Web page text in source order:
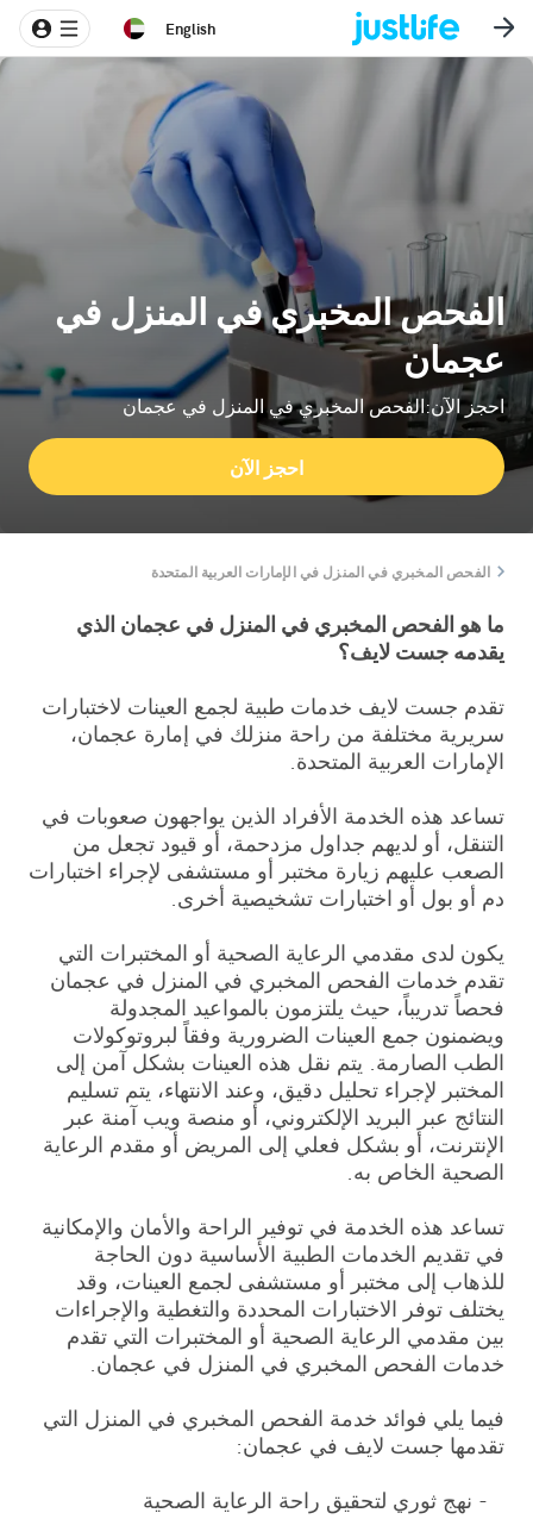
English
الفحص المخبري في المنزل في
عجمان
احجز الآن:الفحص المخبري في المنزل في عجمان
احجز الآن
الفحص المخبري في المنزل في الإمارات العربية المتحدة
ما هو الفحص المخبري في المنزل في عجمان الذي
يقدمه جست لايف؟
تقدم جست لايف خدمات طبية لجمع العينات لاختبارات
سريرية مختلفة من راحة منزلك في إمارة عجمان،
الإمارات العربية المتحدة.
تساعد هذه الخدمة الأفراد الذين يواجهون صعوبات في
التنقل، أو لديهم جداول مزدحمة، أو قيود تجعل من
الصعب عليهم زيارة مختبر أو مستشفى لإجراء اختبارات
دم أو بول أو اختبارات تشخيصية أخرى.
يكون لدى مقدمي الرعاية الصحية أو المختبرات التي
تقدم خدمات الفحص المخبري في المنزل في عجمان
فحصاً تدريباً، حيث يلتزمون بالمواعيد المجدولة
ويضمنون جمع العينات الضرورية وفقاً لبروتوكولات
الطب الصارمة. يتم نقل هذه العينات بشكل آمن إلى
المختبر لإجراء تحليل دقيق، وعند الانتهاء، يتم تسليم
النتائج عبر البريد الإلكتروني، أو منصة ويب آمنة عبر
الإنترنت، أو بشكل فعلي إلى المريض أو مقدم الرعاية
الصحية الخاص به.
تساعد هذه الخدمة في توفير الراحة والأمان والإمكانية
في تقديم الخدمات الطبية الأساسية دون الحاجة
للذهاب إلى مختبر أو مستشفى لجمع العينات، وقد
يختلف توفر الاختبارات المحددة والتغطية والإجراءات
بين مقدمي الرعاية الصحية أو المختبرات التي تقدم
خدمات الفحص المخبري في المنزل في عجمان.
فيما يلي فوائد خدمة الفحص المخبري في المنزل التي
تقدمها جست لايف في عجمان:
- نهج ثوري لتحقيق راحة الرعاية الصحية